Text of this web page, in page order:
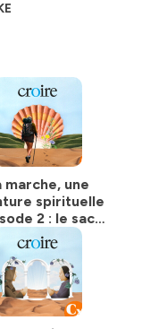
Arnaud Alibert,
: Gilles
Christel
Albert-
marketing :
– Février
politique-de-
marche, une
spirituelle
2 : le sac à
dos